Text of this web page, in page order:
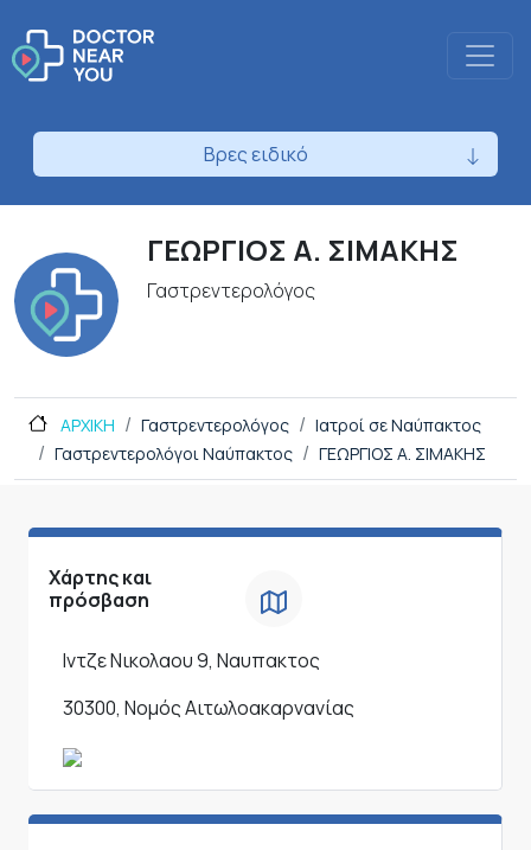
Βρες ειδικό
ΓΕΩΡΓΙΟΣ Α. ΣΙΜΑΚΗΣ
Γαστρεντερολόγος
ΑΡΧΙΚΗ Γαστρεντερολόγος
Ιατροί σε Ναύπακτος
Γαστρεντερολόγοι Ναύπακτος
ΓΕΩΡΓΙΟΣ Α. ΣΙΜΑΚΗΣ
Χάρτης και
πρόσβαση
Ιντζε Νικολαου 9, Ναυπακτος
30300, Νομός Αιτωλοακαρνανίας